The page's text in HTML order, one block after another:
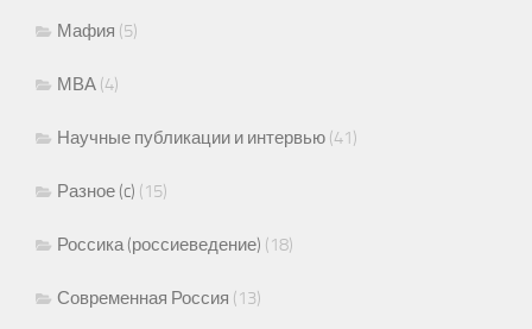
Мафия (5)
МВА (4)
Научные публикации и интервью (41)
Разное (c) (15)
Россика (россиеведение) (18)
Современная Россия (13)